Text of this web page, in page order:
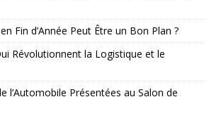
Fin d’Année Peut Être un Bon Plan ?
Révolutionnent la Logistique et le
l’Automobile Présentées au Salon de